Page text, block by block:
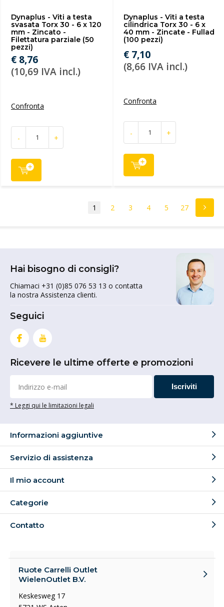
Dynaplus - Viti a testa
svasata Torx 30 - 6 x 120
mm - Zincato -
Filettatura parziale (50
pezzi)
€ 8,76
(10,69 IVA incl.)
Confronta
- +
Dynaplus - Viti a testa
cilindrica Torx 30 - 6 x
40 mm - Zincate - Fullad
(100 pezzi)
€ 7,10
(8,66 IVA incl.)
Confronta
- +
1 2 3 4 5 27
Hai bisogno di consigli?
Chiamaci +31 (0)85 076 53 13 o contatta
la nostra Assistenza clienti.
Seguici
Ricevere le ultime offerte e promozioni
Iscriviti
* Leggi qui le limitazioni legali
Informazioni aggiuntive
Servizio di assistenza
Il mio account
Categorie
Contatto
Ruote Carrelli Outlet
WielenOutlet B.V.
Keskesweg 17